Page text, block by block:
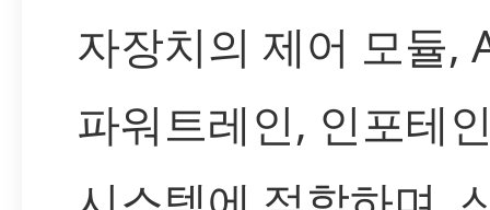
자장치의 제어 모듈,
파워트레인, 인포테